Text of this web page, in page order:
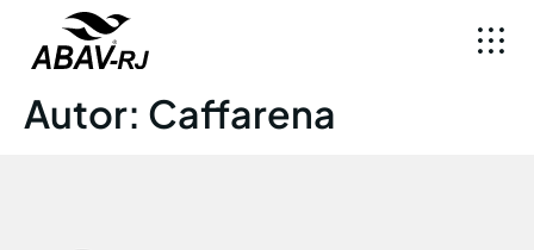
Autor: Caffarena